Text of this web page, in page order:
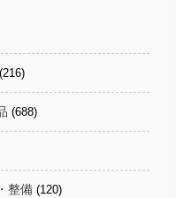
(216)
(688)
整備 (120)